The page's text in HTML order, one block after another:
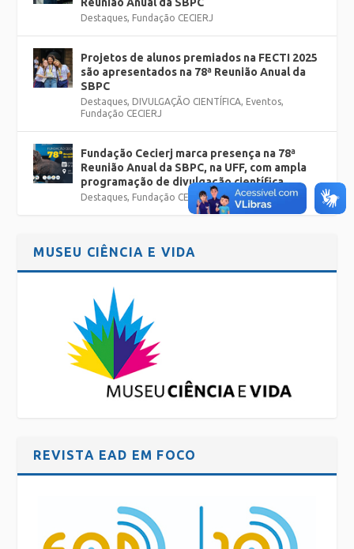
Reunião Anual da SBPC
Destaques, Fundação CECIERJ
Projetos de alunos premiados na FECTI 2025
são apresentados na 78ª Reunião Anual da
SBPC
Destaques, DIVULGAÇÃO CIENTÍFICA, Eventos,
Fundação CECIERJ
Fundação Cecierj marca presença na 78ª
Reunião Anual da SBPC, na UFF, com ampla
programação de divulgação científica
Destaques, Fundação CECIERJ
MUSEU CIÊNCIA E VIDA
REVISTA EAD EM FOCO